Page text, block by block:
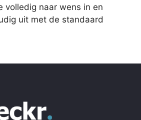
volledig naar wens in en
uit met de standaard